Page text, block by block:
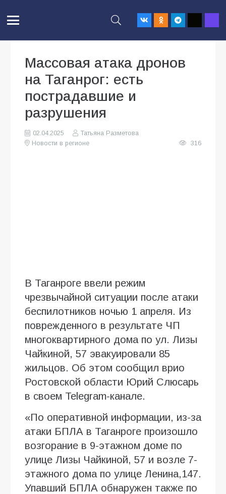
Массовая атака дронов
на Таганрог: есть
пострадавшие и
разрушения
02.04.2025
Татьяна Разметова
Новости в регионе
316
В Таганроге ввели режим
чрезвычайной ситуации после атаки
беспилотников ночью 1 апреля. Из
поврежденного в результате ЧП
многоквартирного дома по ул. Лизы
Чайкиной, 57 эвакуировали 85
жильцов. Об этом сообщил врио
Ростовской области Юрий Слюсарь
в своем Telegram-канале.
«По оперативной информации, из-за
атаки БПЛА в Таганроге произошло
возгорание в 9-этажном доме по
улице Лизы Чайкиной, 57 и возле 7-
этажного дома по улице Ленина,147.
Упавший БПЛА обнаружен также по